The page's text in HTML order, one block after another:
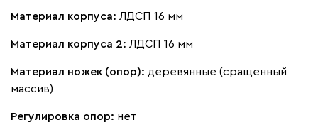
Материал корпуса: ЛДСП 16 мм
Материал корпуса 2: ЛДСП 16 мм
Материал ножек (опор): деревянные (сращенный
массив)
Регулировка опор: нет